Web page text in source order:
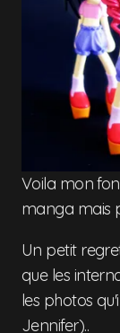
Voila mon
manga mais
Un petit
que les
les photos
Jennifer)..